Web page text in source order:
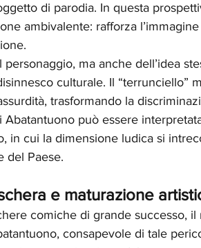
di parodia. In questa
ambivalente: rafforza
ma anche dell’idea
culturale. Il “terrunciello”
trasformando la
Abatantuono può essere
in cui la dimensione ludica si
del Paese.
e maturazione
comiche di grande successo, il
consapevole di tale